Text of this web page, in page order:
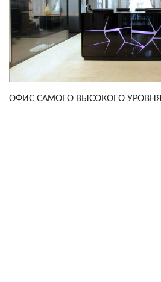
ОФИС САМОГО ВЫСОКОГО УРОВНЯ